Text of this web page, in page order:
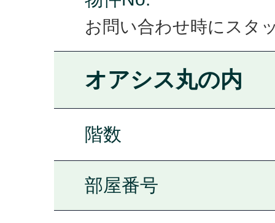
お問い合わせ時にスタ
オアシス丸の内
階数
部屋番号